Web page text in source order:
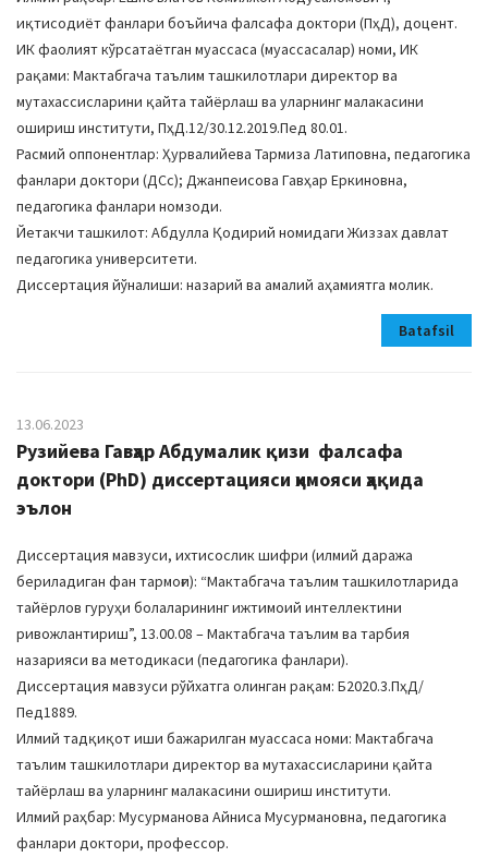
иқтисодиёт фанлари боъйича фалсафа доктори (ПҳД), доцент.
ИК фаолият кўрсатаётган муассаса (муассасалар) номи, ИК
рақами: Мактабгача таълим ташкилотлари директор ва
мутахассисларини қайта тайёрлаш ва уларнинг малакасини
ошириш институти, ПҳД.12/30.12.2019.Пед 80.01.
Расмий оппонентлар: Ҳурвалийева Тармиза Латиповна, педагогика
фанлари доктори (ДСc); Джанпеисова Гавҳар Еркиновна,
педагогика фанлари номзоди.
Йетакчи ташкилот: Aбдулла Қодирий номидаги Жиззах давлат
педагогика университети.
Диссертация йўналиши: назарий ва амалий аҳамиятга молик.
Batafsil
13.06.2023
Рузийева Гавҳар Aбдумалик қизи фалсафа
доктори (PhD) диссертацияси ҳимояси ҳақида
эълон
Диссертация мавзуси, ихтисослик шифри (илмий даража
бериладиган фан тармоғи): “Мактабгача таълим ташкилотларида
тайёрлов гуруҳи болаларининг ижтимоий интеллектини
ривожлантириш”, 13.00.08 – Мактабгача таълим ва тарбия
назарияси ва методикаси (педагогика фанлари).
Диссертация мавзуси рўйхатга олинган рақам: Б2020.3.ПҳД/
Пед1889.
Илмий тадқиқот иши бажарилган муассаса номи: Мактабгача
таълим ташкилотлари директор ва мутахассисларини қайта
тайёрлаш ва уларнинг малакасини ошириш институти.
Илмий раҳбар: Мусурманова Aйниса Мусурмановна, педагогика
фанлари доктори, профессор.